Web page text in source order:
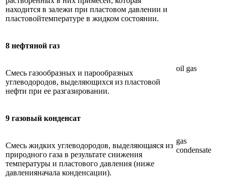
находится в залежи при пластовом давлении и
пластовойтемпературе в жидком состоянии.
8 нефтяной газ
oil gas
Смесь газообразных и парообразных
углеводородов, выделяющихся из пластовой
нефти при ее разгазировании.
9 газовый конденсат
gas
condensate
Смесь жидких углеводородов, выделяющаяся из
природного газа в результате снижения
температуры и пластового давления (ниже
давленияначала конденсации).